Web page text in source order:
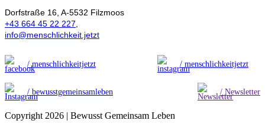
Dorfstraße 16, A-5532 Filzmoos
+43 664 45 22 227,
info@menschlichkeit.jetzt
/ menschlichkeitjetzt / menschlichkeitjetzt
/ bewusstgemeinsamleben / Newsletter
Copyright 2026 | Bewusst Gemeinsam Leben